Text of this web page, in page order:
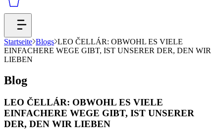
Startseite Blogs LEO ČELLÁR: OBWOHL ES VIELE
EINFACHERE WEGE GIBT, IST UNSERER DER, DEN WIR
LIEBEN
Blog
LEO ČELLÁR: OBWOHL ES VIELE
EINFACHERE WEGE GIBT, IST UNSERER
DER, DEN WIR LIEBEN